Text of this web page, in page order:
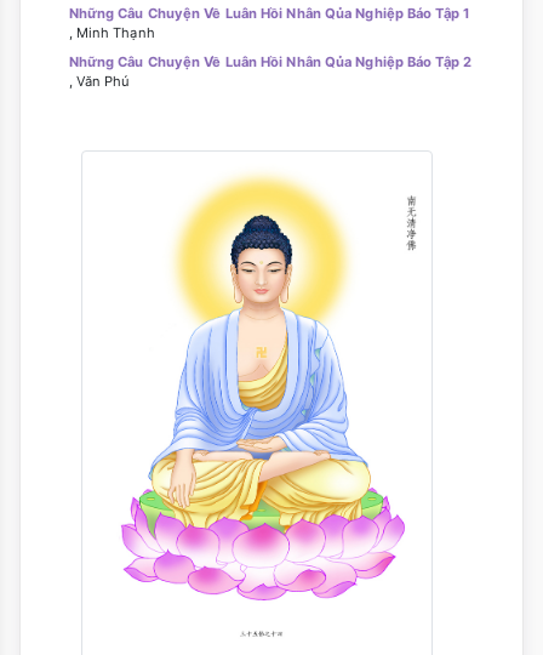
Những Câu Chuyện Về Luân Hồi Nhân Qủa Nghiệp Báo Tập 1
, Minh Thạnh
Những Câu Chuyện Về Luân Hồi Nhân Qủa Nghiệp Báo Tập 2
, Văn Phú